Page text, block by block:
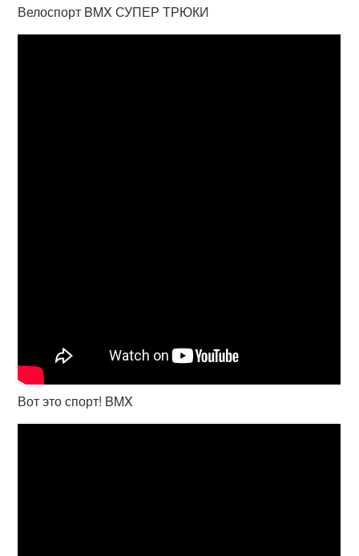
Велоспорт BMX СУПЕР ТРЮКИ
Вот это спорт! BMX